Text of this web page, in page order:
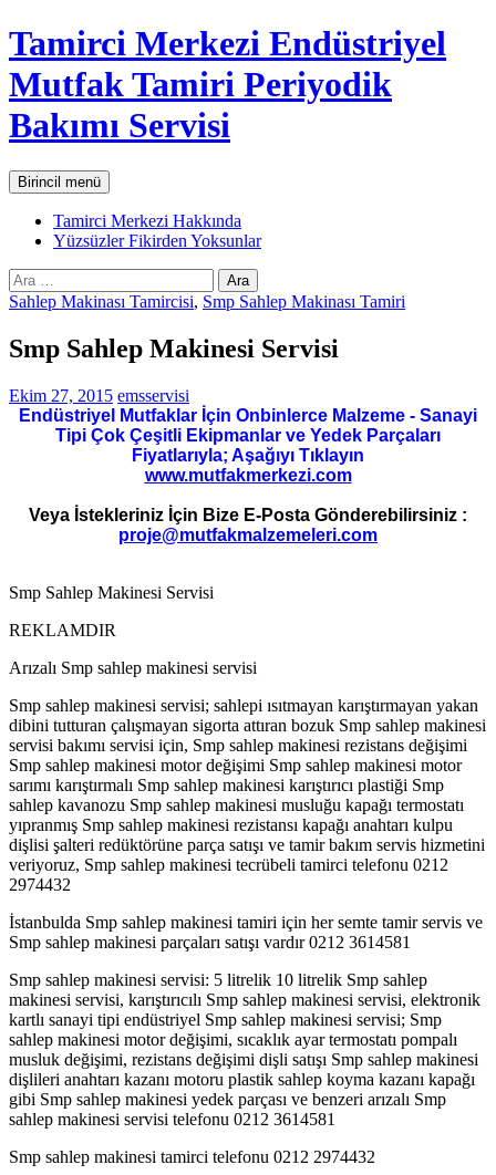
İçeriğe
atla
Tamirci Merkezi Endüstriyel
Mutfak Tamiri Periyodik
Bakımı Servisi
AraBirincil menü
Tamirci Merkezi Hakkında
Yüzsüzler Fikirden Yoksunlar
Arama:
Sahlep Makinası Tamircisi, Smp Sahlep Makinası Tamiri
Smp Sahlep Makinesi Servisi
Ekim 27, 2015 emsservisi
Endüstriyel Mutfaklar İçin Onbinlerce Malzeme - Sanayi
Tipi Çok Çeşitli Ekipmanlar ve Yedek Parçaları
Fiyatlarıyla; Aşağıyı Tıklayın
www.mutfakmerkezi.com
Veya İstekleriniz İçin Bize E-Posta Gönderebilirsiniz :
proje@mutfakmalzemeleri.com
Smp Sahlep Makinesi Servisi
REKLAMDIR
Arızalı Smp sahlep makinesi servisi
Smp sahlep makinesi servisi; sahlepi ısıtmayan karıştırmayan yakan
dibini tutturan çalışmayan sigorta attıran bozuk Smp sahlep makinesi
servisi bakımı servisi için, Smp sahlep makinesi rezistans değişimi
Smp sahlep makinesi motor değişimi Smp sahlep makinesi motor
sarımı karıştırmalı Smp sahlep makinesi karıştırıcı plastiği Smp
sahlep kavanozu Smp sahlep makinesi musluğu kapağı termostatı
yıpranmış Smp sahlep makinesi rezistansı kapağı anahtarı kulpu
dişlisi şalteri redüktörüne parça satışı ve tamir bakım servis hizmetini
veriyoruz, Smp sahlep makinesi tecrübeli tamirci telefonu 0212
2974432
İstanbulda Smp sahlep makinesi tamiri için her semte tamir servis ve
Smp sahlep makinesi parçaları satışı vardır 0212 3614581
Smp sahlep makinesi servisi: 5 litrelik 10 litrelik Smp sahlep
makinesi servisi, karıştırıcılı Smp sahlep makinesi servisi, elektronik
kartlı sanayi tipi endüstriyel Smp sahlep makinesi servisi; Smp
sahlep makinesi motor değişimi, sıcaklık ayar termostatı pompalı
musluk değişimi, rezistans değişimi dişli satışı Smp sahlep makinesi
dişlileri anahtarı kazanı motoru plastik sahlep koyma kazanı kapağı
gibi Smp sahlep makinesi yedek parçası ve benzeri arızalı Smp
sahlep makinesi servisi telefonu 0212 3614581
Smp sahlep makinesi tamirci telefonu 0212 2974432